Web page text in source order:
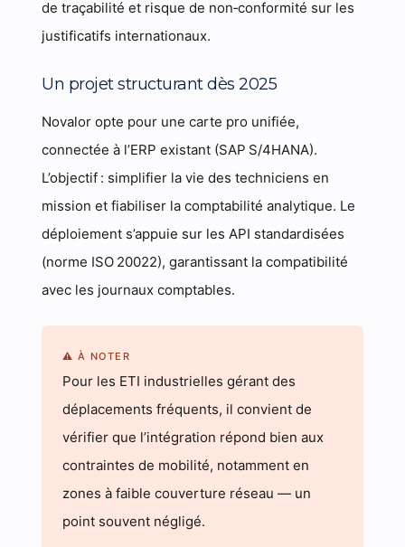
de traçabilité et risque de non‑conformité sur les
justificatifs internationaux.
Un projet structurant dès 2025
Novalor opte pour une carte pro unifiée,
connectée à l’ERP existant (SAP S/4HANA).
L’objectif : simplifier la vie des techniciens en
mission et fiabiliser la comptabilité analytique. Le
déploiement s’appuie sur les API standardisées
(norme ISO 20022), garantissant la compatibilité
avec les journaux comptables.
⚠ À NOTER
Pour les ETI industrielles gérant des
déplacements fréquents, il convient de
vérifier que l’intégration répond bien aux
contraintes de mobilité, notamment en
zones à faible couverture réseau — un
point souvent négligé.